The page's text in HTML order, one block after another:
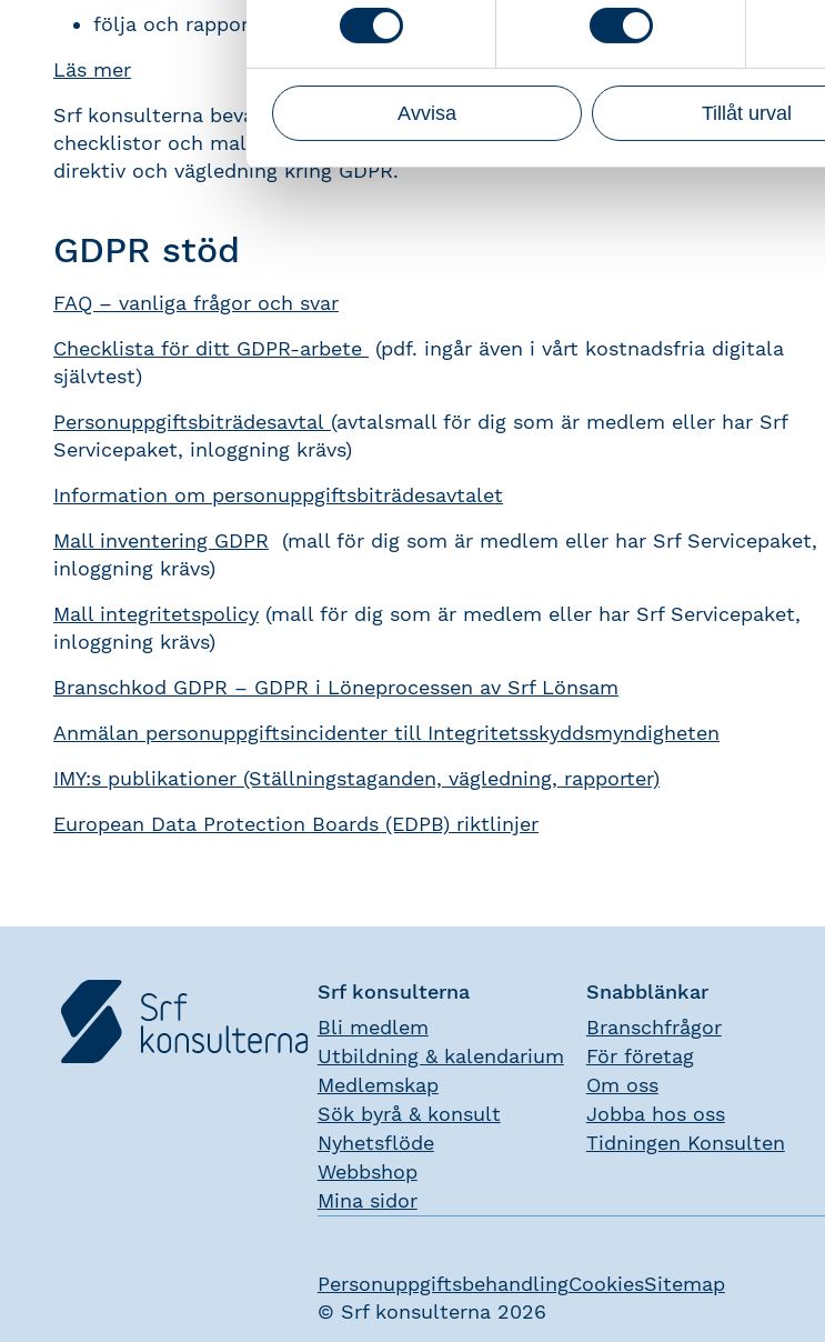
Avvisa Tillåt urval
följa och rapportera om utvecklingen inom integritetsområdet.
Läs mer
Srf konsulterna bevakar utvecklingen kring GDPR och har utformat utbildningar,
checklistor och mallar i takt med att Integritetsskyddsmyndigheten släppt
direktiv och vägledning kring GDPR.
GDPR stöd
FAQ – vanliga frågor och svar
Checklista för ditt GDPR-arbete
(pdf. ingår även i vårt kostnadsfria digitala
självtest)
Personuppgiftsbiträdesavtal (avtalsmall för dig som är medlem eller har Srf
Servicepaket, inloggning krävs)
Information om personuppgiftsbiträdesavtalet
Mall inventering GDPR (mall för dig som är medlem eller har Srf Servicepaket,
inloggning krävs)
Mall integritetspolicy (mall för dig som är medlem eller har Srf Servicepaket,
inloggning krävs)
Branschkod GDPR – GDPR i Löneprocessen av Srf Lönsam
Anmälan personuppgiftsincidenter till Integritetsskyddsmyndigheten
IMY:s publikationer (Ställningstaganden, vägledning, rapporter)
European Data Protection Boards (EDPB) riktlinjer
Srf konsulterna
Bli medlem
Utbildning & kalendarium
Medlemskap
Sök byrå & konsult
Nyhetsflöde
Webbshop
Mina sidor
Snabblänkar
Branschfrågor
För företag
Om oss
Jobba hos oss
Tidningen Konsulten
PersonuppgiftsbehandlingCookiesSitemap
© Srf konsulterna 2026